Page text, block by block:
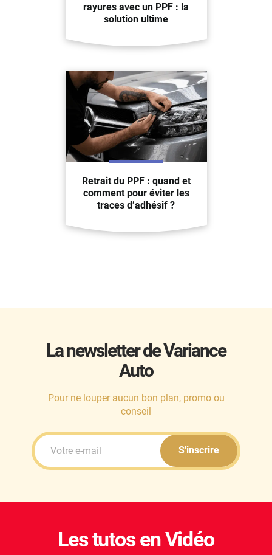
rayures avec un PPF : la
solution ultime
Retrait du PPF : quand et
comment pour éviter les
traces d’adhésif ?
La newsletter de Variance
Auto
Pour ne louper aucun bon plan, promo ou
conseil
S'inscrire
Les tutos en Vidéo